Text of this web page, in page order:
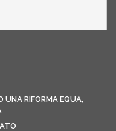
UNA RIFORMA EQUA,